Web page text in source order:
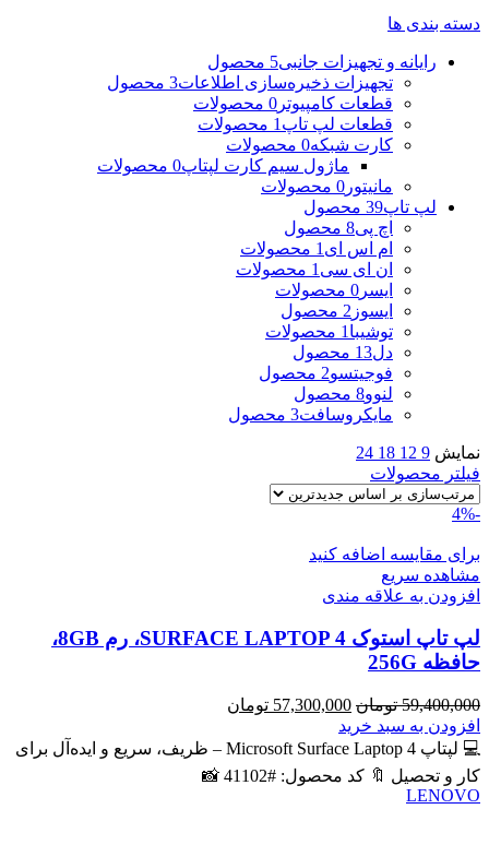
دسته بندی ها
رایانه و تجهیزات جانبی5 محصول
تجهیزات ذخیره‌سازی اطلاعات3 محصول
قطعات کامپیوتر 0 محصولات
قطعات لپ تاپ 1 محصولات
کارت شبکه0 محصولات
ماژول سیم کارت لپتاپ0 محصولات
مانیتور 0 محصولات
لپ تاپ39 محصول
اچ پی8 محصول
ام اس ای 1 محصولات
ان ای سی 1 محصولات
ایسر 0 محصولات
ایسوز 2 محصول
توشیبا 1 محصولات
دل13 محصول
فوجیتسو2 محصول
لنوو8 محصول
مایکروسافت3 محصول
نمایش 9
12
18
24
فیلتر محصولات
-4%
برای مقایسه اضافه کنید
مشاهده سریع
افزودن به علاقه مندی
لپ تاپ استوک SURFACE LAPTOP 4، رم 8GB،
حافظه 256G
59,400,000 تومان قیمت
اصلی
59,400,000 تومان
57,300,000 تومان
57,300,000 تومان
است.
افزودن به سبد خرید
💻 لپتاپ Microsoft Surface Laptop 4 – ظریف، سریع و ایده‌آل برای
کار و تحصیل 🔖 کد محصول: #41102 📸
LENOVO